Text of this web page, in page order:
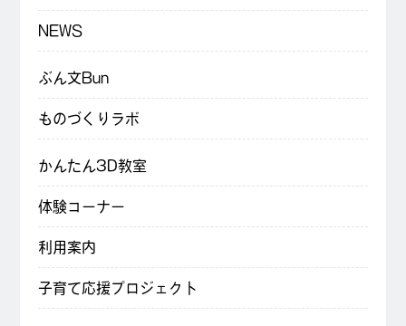
NEWS
ぶん文Bun
ものづくりラボ
かんたん3D教室
体験コーナー
利用案内
子育て応援プロジェクト